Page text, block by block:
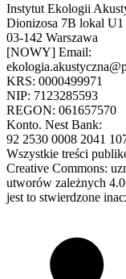
Instytut Ekologii
Dionizosa 7B lokal U1
03-142 Warszawa
[NOWY] Email:
KRS: 0000499971
NIP: 7123285593
REGON: 061657570
Konto. Nest Bank:
92 2530 0008 2041
Wszystkie treści
Creative Commons:
utworów zależnych
jest to stwierdzone